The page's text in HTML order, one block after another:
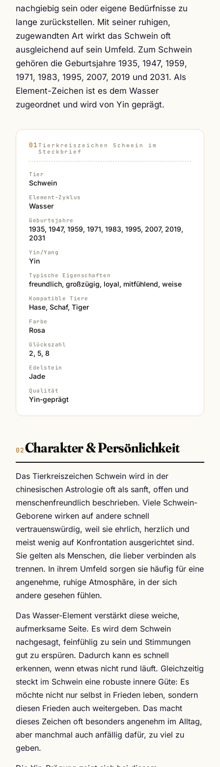
nachgiebig sein oder eigene Bedürfnisse zu
lange zurückstellen. Mit seiner ruhigen,
zugewandten Art wirkt das Schwein oft
ausgleichend auf sein Umfeld. Zum Schwein
gehören die Geburtsjahre 1935, 1947, 1959,
1971, 1983, 1995, 2007, 2019 und 2031. Als
Element-Zeichen ist es dem Wasser
zugeordnet und wird von Yin geprägt.
Tierkreiszeichen Schwein im
Steckbrief
Tier
Schwein
Element-Zyklus
Wasser
Geburtsjahre
1935, 1947, 1959, 1971, 1983, 1995, 2007, 2019,
2031
Yin/Yang
Yin
Typische Eigenschaften
freundlich, großzügig, loyal, mitfühlend, weise
Kompatible Tiere
Hase, Schaf, Tiger
Farbe
Rosa
Glückszahl
2, 5, 8
Edelstein
Jade
Qualität
Yin-geprägt
Charakter & Persönlichkeit
Das Tierkreiszeichen Schwein wird in der
chinesischen Astrologie oft als sanft, offen und
menschenfreundlich beschrieben. Viele Schwein-
Geborene wirken auf andere schnell
vertrauenswürdig, weil sie ehrlich, herzlich und
meist wenig auf Konfrontation ausgerichtet sind.
Sie gelten als Menschen, die lieber verbinden als
trennen. In ihrem Umfeld sorgen sie häufig für eine
angenehme, ruhige Atmosphäre, in der sich
andere gesehen fühlen.
Das Wasser-Element verstärkt diese weiche,
aufmerksame Seite. Es wird dem Schwein
nachgesagt, feinfühlig zu sein und Stimmungen
gut zu erspüren. Dadurch kann es schnell
erkennen, wenn etwas nicht rund läuft. Gleichzeitig
steckt im Schwein eine robuste innere Güte: Es
möchte nicht nur selbst in Frieden leben, sondern
diesen Frieden auch weitergeben. Das macht
dieses Zeichen oft besonders angenehm im Alltag,
aber manchmal auch anfällig dafür, zu viel zu
geben.